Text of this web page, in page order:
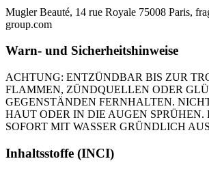
Mugler Beauté, 14 rue Royale 75008 Paris,
group.com
Warn- und Sicherheitshinweise
ACHTUNG: ENTZÜNDBAR BIS ZUR
FLAMMEN, ZÜNDQUELLEN ODER
GEGENSTÄNDEN FERNHALTEN.
HAUT ODER IN DIE AUGEN
SOFORT MIT WASSER GRÜNDLICH
Inhaltsstoffe (INCI)